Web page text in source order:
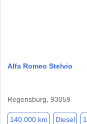
Alfa Romeo Stelvio
Regensburg, 93059
140.000 km Diesel